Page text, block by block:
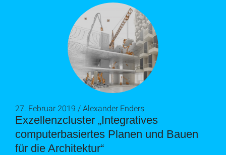
Exzellenzcluster „Integratives
computerbasiertes Planen und Bauen
für die Architektur“
27. Februar 2019 / Alexander Enders